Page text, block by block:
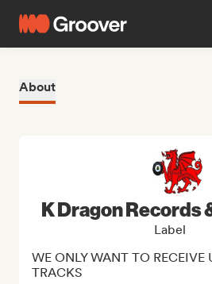
About
K Dragon Records
Label
WE ONLY WANT TO RECEIVE
TRACKS